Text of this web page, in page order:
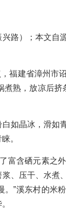
）；本文自
建省漳州市
熟，放凉后挤
晶冰，滑如
。
含硒元素之
、压干、水煮
”溪东村的米